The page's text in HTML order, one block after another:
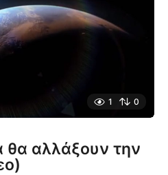
1 0
θα αλλάξουν την